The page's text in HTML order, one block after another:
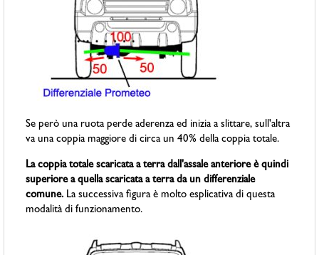
Se però una ruota perde aderenza ed inizia a slittare, sull'altra
va una coppia maggiore di circa un 40% della coppia totale.
La coppia totale scaricata a terra dall'assale anteriore è quindi
superiore a quella scaricata a terra da un differenziale
comune. La successiva figura è molto esplicativa di questa
modalità di funzionamento.